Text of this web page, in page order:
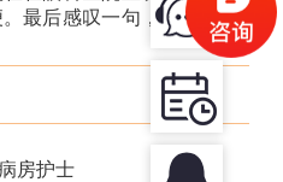
最后感叹一句，科技真
房护士